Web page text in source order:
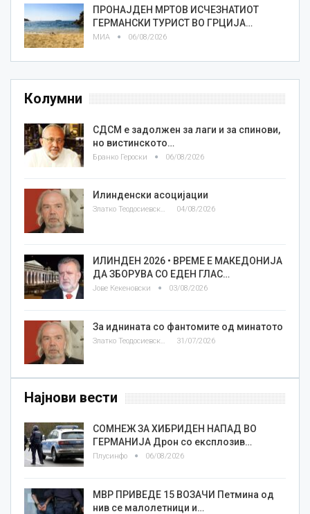
ПРОНАЈДЕН МРТОВ ИСЧЕЗНАТИОТ
ГЕРМАНСКИ ТУРИСТ ВО ГРЦИЈА…
МИА 06/08/2026
Колумни
СДСМ е задолжен за лаги и за спинови,
но вистинското…
Бранко Героски 06/08/2026
Илинденски асоцијации
Златко Теодосиевски 04/08/2026
ИЛИНДЕН 2026 • ВРЕМЕ Е МАКЕДОНИЈА
ДА ЗБОРУВА СО ЕДЕН ГЛАС…
Јове Кекеновски 03/08/2026
За иднината со фантомите од минатото
31/07/2026
Најнови вести
СОМНЕЖ ЗА ХИБРИДЕН НАПАД ВО
ГЕРМАНИЈА Дрон со експлозив…
Плусинфо 06/08/2026
МВР ПРИВЕДЕ 15 ВОЗАЧИ Петмина од
нив се малолетници и…